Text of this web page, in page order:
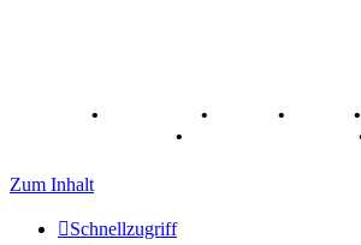
• • • •
•
Zum Inhalt
Schnellzugriff